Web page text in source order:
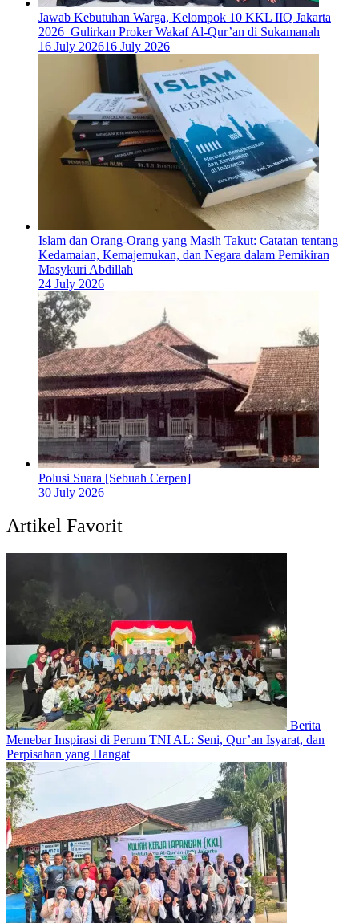
Jawab Kebutuhan Warga, Kelompok 10 KKL IIQ Jakarta
2026 Gulirkan Proker Wakaf Al-Qur’an di Sukamanah
16 July 202616 July 2026
Islam dan Orang-Orang yang Masih Takut: Catatan tentang
Kedamaian, Kemajemukan, dan Negara dalam Pemikiran
Masykuri Abdillah
24 July 2026
Polusi Suara [Sebuah Cerpen]
30 July 2026
Artikel Favorit
Berita
Menebar Inspirasi di Perum TNI AL: Seni, Qur’an Isyarat, dan
Perpisahan yang Hangat